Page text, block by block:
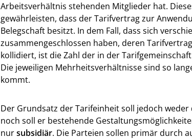
Arbeitsverhältnis stehenden Mitglieder hat.
gewährleisten, dass der Tarifvertrag zur
Belegschaft besitzt. In dem Fall, dass sich
zusammengeschlossen haben, deren
kollidiert, ist die Zahl der in der
Die jeweiligen Mehrheitsverhältnisse sind so
kommt.
Der Grundsatz der Tarifeinheit soll jedoch
noch soll er bestehende
nursubsidiär. Die Parteien sollen primär durch